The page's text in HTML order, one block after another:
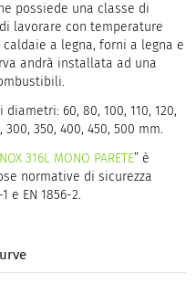
possiede una classe di
lavorare con temperature
a legna, forni a legna e
andrà installata ad una
60, 80, 100, 110, 120,
300, 350, 400, 450, 500 mm.
316L MONO PARETE” è
normative di sicurezza
e EN 1856-2.